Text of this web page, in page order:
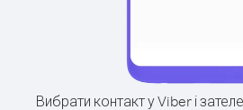
Вибрати контакт у Viber і